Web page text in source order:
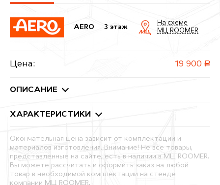
AERO 3 этаж
На схеме
МЦ ROOMER
Цена: 19 900 руб.
ОПИСАНИЕ
ХАРАКТЕРИСТИКИ
Окончательная цена зависит от комплектации и
материалов изготовления. Внимание! Не все товары,
представленные на сайте, есть в наличии в МЦ ROOMER.
Вы можете рассчитать и оформить заказ на любой
товар в необходимой комплектации на стенде
компании МЦ ROOMER.